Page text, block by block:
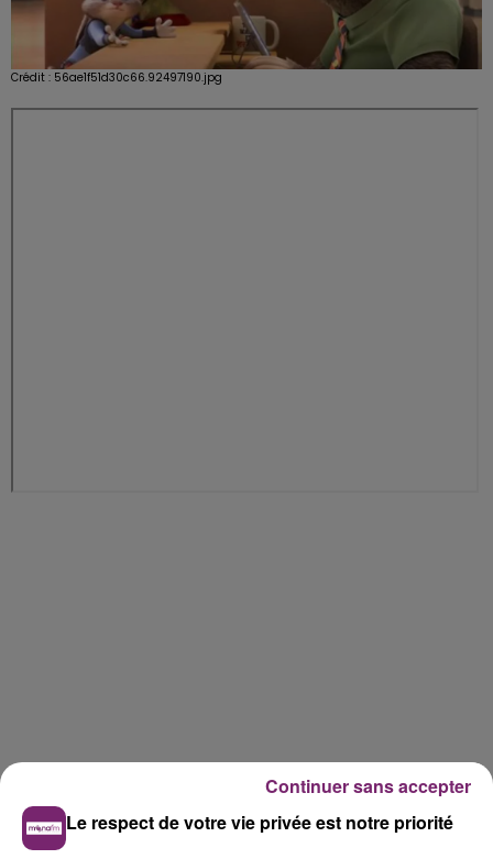
Crédit : 56ae1f51d30c66.92497190.jpg
Le respect de votre vie privée est notre priorité
Continuer sans accepter